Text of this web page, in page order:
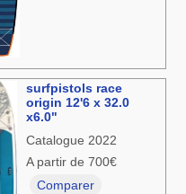
surfpistols race
origin 12'6 x 32.0
x6.0"
Catalogue 2022
A partir de 700€
Comparer